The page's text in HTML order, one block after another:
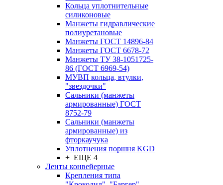
Кольца уплотнительные
силиконовые
Манжеты гидравлические
полиуретановые
Манжеты ГОСТ 14896-84
Манжеты ГОСТ 6678-72
Манжеты ТУ 38-1051725-
86 (ГОСТ 6969-54)
МУВП кольца, втулки,
"звездочки"
Сальники (манжеты
армированные) ГОСТ
8752-79
Сальники (манжеты
армированные) из
фторкаучука
Уплотнения поршня KGD
+ ЕЩЕ 4
Ленты конвейерные
Крепления типа